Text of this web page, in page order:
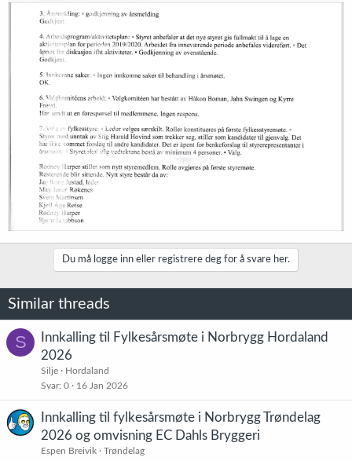
Du må logge inn eller registrere deg for å svare her.
Similar threads
S
Innkalling til Fylkesårsmøte i Norbrygg Hordaland
2026
Silje
Hordaland
Svar 0 16 Jan 2026
Innkalling til fylkesårsmøte i Norbrygg Trøndelag
2026 og omvisning EC Dahls Bryggeri
Espen Breivik
Trøndelag